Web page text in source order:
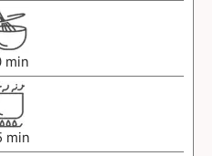
min
min